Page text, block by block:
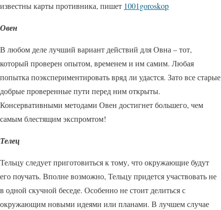
известны карты противника, пишет 1001goroskop
Овен
В любом деле лучший вариант действий для Овна – тот,
который проверен опытом, временем и им самим. Любая
попытка поэкспериментировать вряд ли удастся. Зато все старые
добрые проверенные пути перед ним открыты.
Консервативными методами Овен достигнет большего, чем
самым блестящим экспромтом!
Телец
Тельцу следует приготовиться к тому, что окружающие будут
его поучать. Вполне возможно, Тельцу придется участвовать не
в одной скучной беседе. Особенно не стоит делиться с
окружающим новыми идеями или планами. В лучшем случае